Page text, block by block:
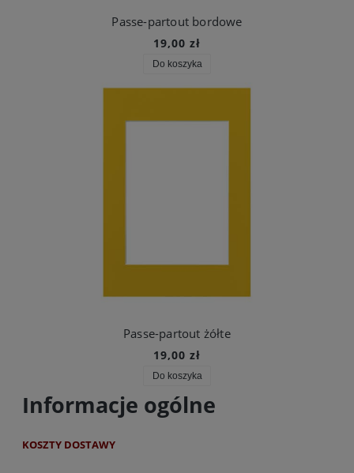
Passe-partout bordowe
19,00 zł
Do koszyka
Passe-partout żółte
19,00 zł
Do koszyka
Informacje ogólne
KOSZTY DOSTAWY